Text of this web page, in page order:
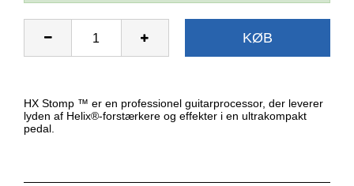
KØB
HX Stomp ™ er en professionel guitarprocessor, der leverer
lyden af Helix®-forstærkere og effekter i en ultrakompakt
pedal.